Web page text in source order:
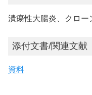
潰瘍性大腸炎、クロー
添付文書/関連文献
資料